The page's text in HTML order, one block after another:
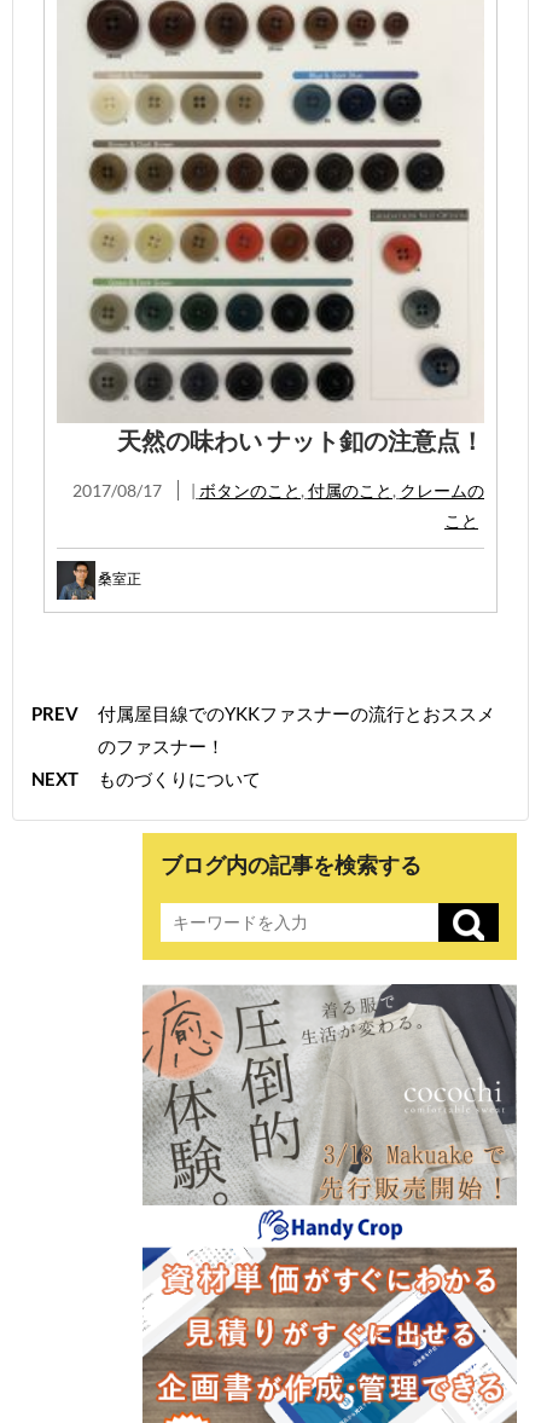
天然の味わい ナット釦の注意点！
2017/08/17 | ボタンのこと , 付属のこと , クレームの
こと
桑室正
PREV
付属屋目線でのYKKファスナーの流行とおススメ
のファスナー！
NEXT
ものづくりについて
ブログ内の記事を検索する